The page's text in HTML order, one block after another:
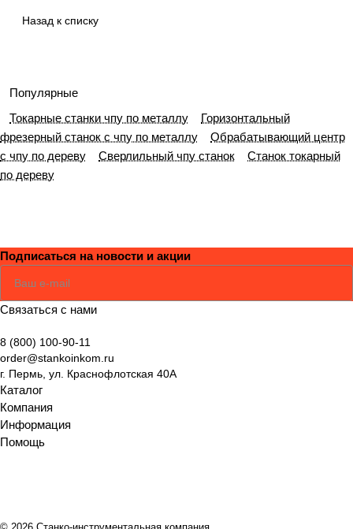
Назад к списку
Популярные
Токарные станки чпу по металлу
Горизонтальный
фрезерный станок с чпу по металлу
Обрабатывающий центр
с чпу по дереву
Сверлильный чпу станок
Станок токарный
по дереву
Подписаться на новости и акции
Связаться с нами
8 (800) 100-90-11
order@stankoinkom.ru
г. Пермь, ул. Краснофлотская 40А
Каталог
Компания
Информация
Помощь